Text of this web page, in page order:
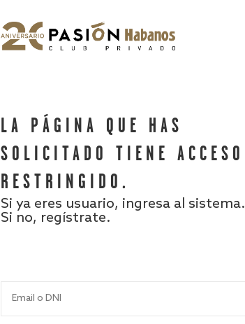
LA PÁGINA QUE HAS
SOLICITADO TIENE ACCESO
RESTRINGIDO.
Si ya eres usuario, ingresa al sistema.
Si no, regístrate.